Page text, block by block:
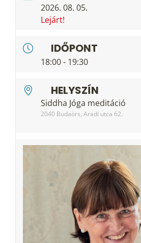
2026. 08. 05.
Lejárt!
IDŐPONT
18:00 - 19:30
HELYSZÍN
Siddha Jóga meditáció
2040 Budaörs, Aradi utca 62.